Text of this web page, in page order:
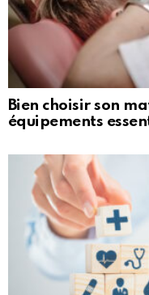
Bien choisir son
équipements